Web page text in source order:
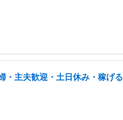
・主夫歓迎・土日休み・稼げる